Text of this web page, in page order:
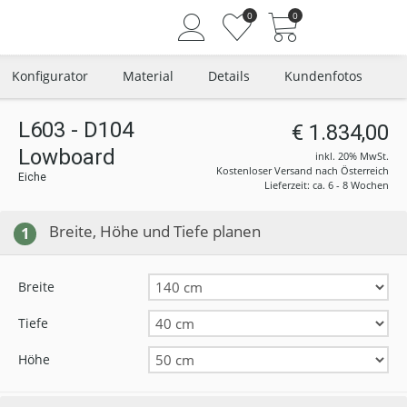
Angemeldet bleiben
0 0
Konfigurator Material Details Kundenfotos
L603 - D104
Lowboard
Eiche
€ 1.834,00
inkl. 20% MwSt.
Kostenloser Versand nach Österreich
Lieferzeit: ca. 6 - 8 Wochen
1 Breite, Höhe und Tiefe planen
Breite
Tiefe
Höhe